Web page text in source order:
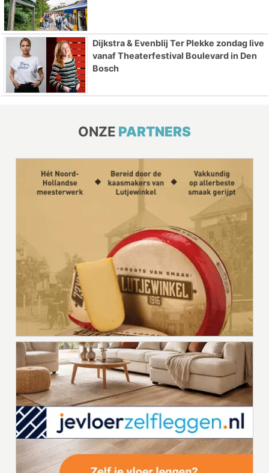
Dijkstra & Evenblij Ter Plekke zondag live
vanaf Theaterfestival Boulevard in Den
Bosch
ONZE PARTNERS